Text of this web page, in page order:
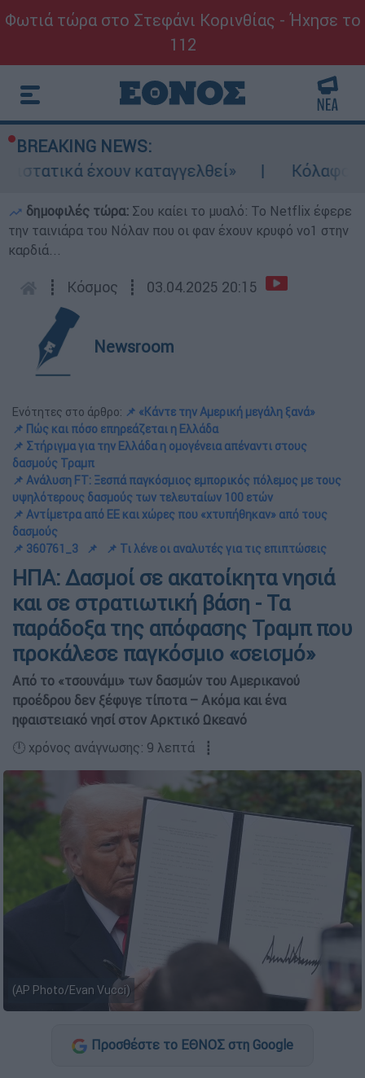
Φωτιά τώρα στο Στεφάνι Κορινθίας - Ήχησε το
112
BREAKING NEWS:
καταγγελθεί»
Κόλαφος ΟΟΣΑ:
δημοφιλές τώρα: Σου καίει το μυαλό: Το Netflix έφερε
την ταινιάρα του Νόλαν που οι φαν έχουν κρυφό νο1 στην
καρδιά...
┋ Κόσμος ┋ 03.04.2025 20:15
Newsroom
Ενότητες στο άρθρο: 📌 «Κάντε την Αμερική μεγάλη ξανά»
📌 Πώς και πόσο επηρεάζεται η Ελλάδα
📌 Στήριγμα για την Ελλάδα η ομογένεια απέναντι στους
δασμούς Τραμπ
📌 Ανάλυση FT: Ξεσπά παγκόσμιος εμπορικός πόλεμος με τους
υψηλότερους δασμούς των τελευταίων 100 ετών
📌 Aντίμετρα από ΕΕ και χώρες που «χτυπήθηκαν» από τους
δασμούς
📌 360761_3
📌 📌 Τι λένε οι αναλυτές για τις επιπτώσεις
ΗΠΑ: Δασμοί σε ακατοίκητα νησιά
και σε στρατιωτική βάση - Τα
παράδοξα της απόφασης Τραμπ που
προκάλεσε παγκόσμιο «σεισμό»
Από το «τσουνάμι» των δασμών του Αμερικανού
προέδρου δεν ξέφυγε τίποτα – Ακόμα και ένα
ηφαιστειακό νησί στον Αρκτικό Ωκεανό
🕛 χρόνος ανάγνωσης: 9 λεπτά ┋
(AP Photo/Evan Vucci)
Προσθέστε το ΕΘΝΟΣ στη Google